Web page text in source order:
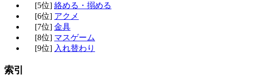
[5位] 絡める・搦める
[6位] アクメ
[7位] 金具
[8位] マスゲーム
[9位] 入れ替わり
索引